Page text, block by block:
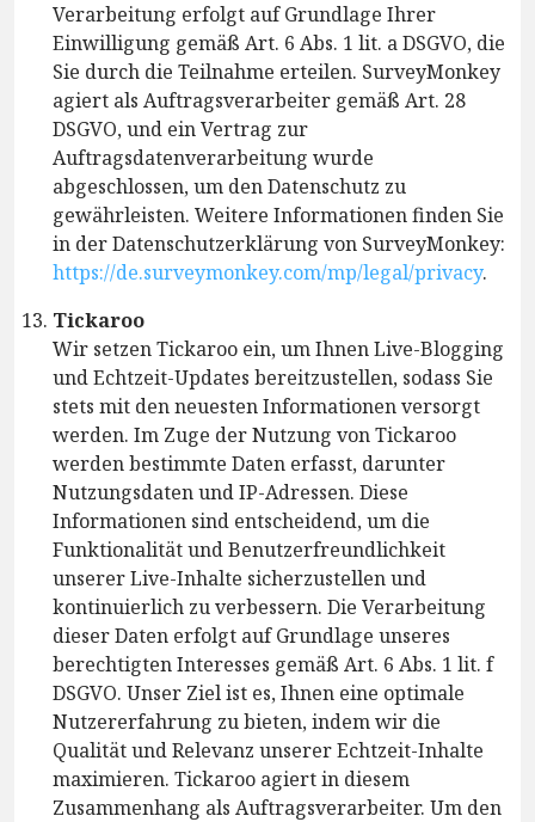
Verarbeitung erfolgt auf Grundlage Ihrer
Einwilligung gemäß Art. 6 Abs. 1 lit. a DSGVO, die
Sie durch die Teilnahme erteilen. SurveyMonkey
agiert als Auftragsverarbeiter gemäß Art. 28
DSGVO, und ein Vertrag zur
Auftragsdatenverarbeitung wurde
abgeschlossen, um den Datenschutz zu
gewährleisten. Weitere Informationen finden Sie
in der Datenschutzerklärung von SurveyMonkey:
https://de.surveymonkey.com/mp/legal/privacy.
Tickaroo
Wir setzen Tickaroo ein, um Ihnen Live-Blogging
und Echtzeit-Updates bereitzustellen, sodass Sie
stets mit den neuesten Informationen versorgt
werden. Im Zuge der Nutzung von Tickaroo
werden bestimmte Daten erfasst, darunter
Nutzungsdaten und IP-Adressen. Diese
Informationen sind entscheidend, um die
Funktionalität und Benutzerfreundlichkeit
unserer Live-Inhalte sicherzustellen und
kontinuierlich zu verbessern. Die Verarbeitung
dieser Daten erfolgt auf Grundlage unseres
berechtigten Interesses gemäß Art. 6 Abs. 1 lit. f
DSGVO. Unser Ziel ist es, Ihnen eine optimale
Nutzererfahrung zu bieten, indem wir die
Qualität und Relevanz unserer Echtzeit-Inhalte
maximieren. Tickaroo agiert in diesem
Zusammenhang als Auftragsverarbeiter. Um den